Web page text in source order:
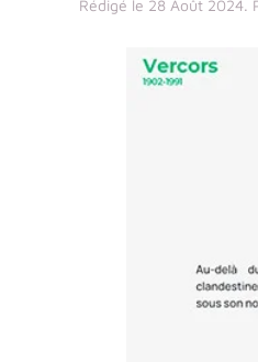
Rédigé le 28 Août 2024.